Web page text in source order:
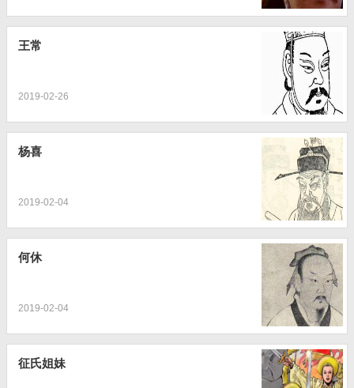
王常
2019-02-26
杨喜
2019-02-04
何休
2019-02-04
征氏姐妹